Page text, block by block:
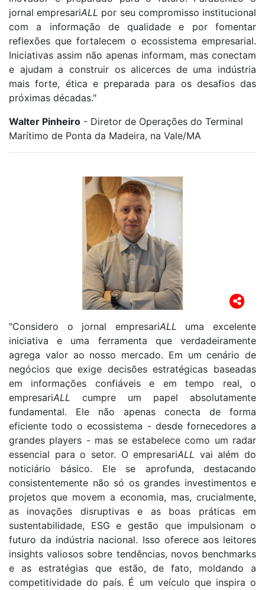
jornal empresariALL por seu compromisso institucional
com a informação de qualidade e por fomentar
reflexões que fortalecem o ecossistema empresarial.
Iniciativas assim não apenas informam, mas conectam
e ajudam a construir os alicerces de uma indústria
mais forte, ética e preparada para os desafios das
próximas décadas."
Walter Pinheiro - Diretor de Operações do Terminal
Marítimo de Ponta da Madeira, na Vale/MA
"Considero o jornal empresariALL uma excelente
iniciativa e uma ferramenta que verdadeiramente
agrega valor ao nosso mercado. Em um cenário de
negócios que exige decisões estratégicas baseadas
em informações confiáveis e em tempo real, o
empresariALL cumpre um papel absolutamente
fundamental. Ele não apenas conecta de forma
eficiente todo o ecossistema - desde fornecedores a
grandes players - mas se estabelece como um radar
essencial para o setor. O empresariALL vai além do
noticiário básico. Ele se aprofunda, destacando
consistentemente não só os grandes investimentos e
projetos que movem a economia, mas, crucialmente,
as inovações disruptivas e as boas práticas em
sustentabilidade, ESG e gestão que impulsionam o
futuro da indústria nacional. Isso oferece aos leitores
insights valiosos sobre tendências, novos benchmarks
e as estratégias que estão, de fato, moldando a
competitividade do país. É um veículo que inspira o